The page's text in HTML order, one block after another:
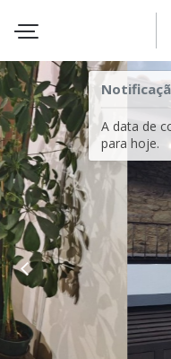
A data de
para hoje.